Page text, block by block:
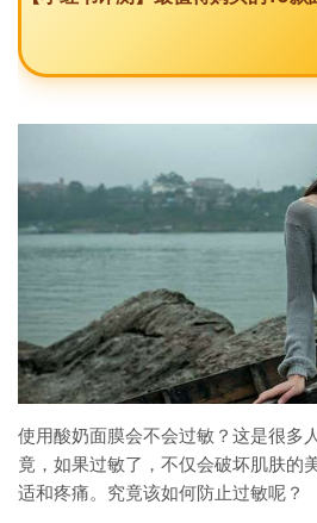
使用酸奶面膜会不会过敏？这是很多
竟，如果过敏了，不仅会破坏肌肤的
适和疼痛。究竟该如何防止过敏呢？